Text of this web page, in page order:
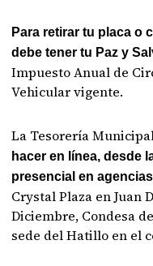
Para retirar tu placa o
debe tener tu Paz y
Impuesto Anual de
Vehicular vigente.
La Tesorería
hacer en línea, desde
presencial en agencias
Crystal Plaza en Juan
Diciembre, Condesa
sede del Hatillo en el